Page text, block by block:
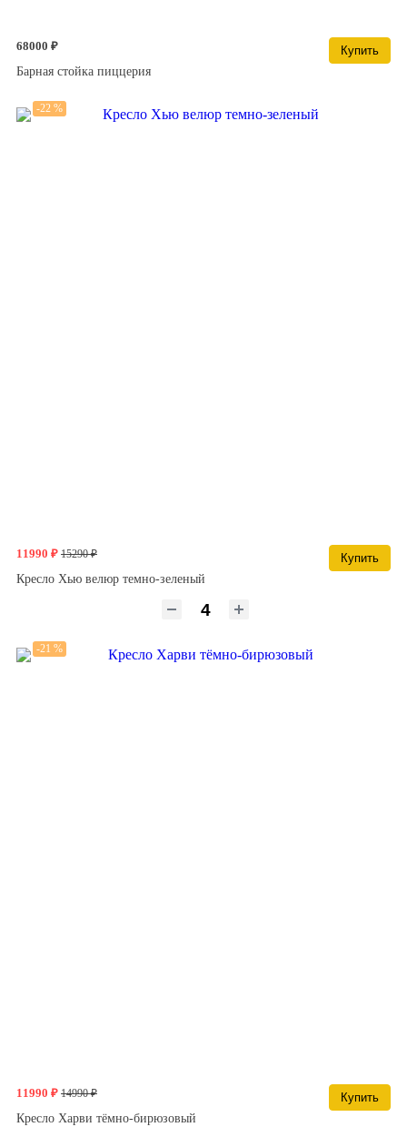
68000 ₽
Купить
Барная стойка пиццерия
11990 ₽ 15290 ₽
-22 %
Купить
Кресло Хью велюр темно-зеленый
11990 ₽ 14990 ₽
-21 %
Купить
Кресло Харви тёмно-бирюзовый